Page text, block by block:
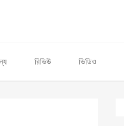
রিভিউ ভিডিও